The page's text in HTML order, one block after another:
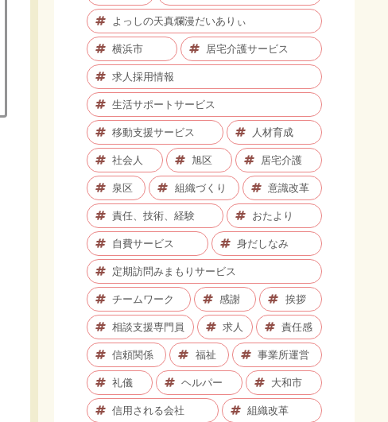
よっしの天真爛漫だいありぃ
横浜市 居宅介護サービス
求人採用情報
生活サポートサービス
移動支援サービス 人材育成
社会人 旭区 居宅介護
泉区 組織づくり 意識改革
責任、技術、経験 おたより
自費サービス 身だしなみ
定期訪問みまもりサービス
チームワーク 感謝 挨拶
相談支援専門員 求人 責任感
信頼関係 福祉 事業所運営
礼儀 ヘルパー 大和市
信用される会社 組織改革